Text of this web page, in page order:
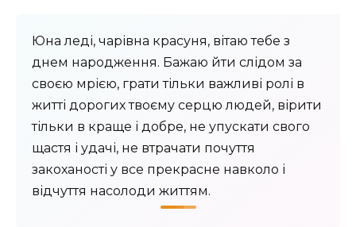
Юна леді, чарівна красуня, вітаю тебе з
днем ​​народження. Бажаю йти слідом за
своєю мрією, грати тільки важливі ролі в
житті дорогих твоєму серцю людей, вірити
тільки в краще і добре, не упускати свого
щастя і удачі, не втрачати почуття
закоханості у все прекрасне навколо і
відчуття насолоди життям.